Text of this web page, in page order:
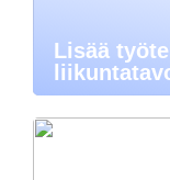
Lisää